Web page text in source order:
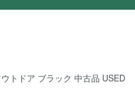
トドア ブラック 中古品 USED